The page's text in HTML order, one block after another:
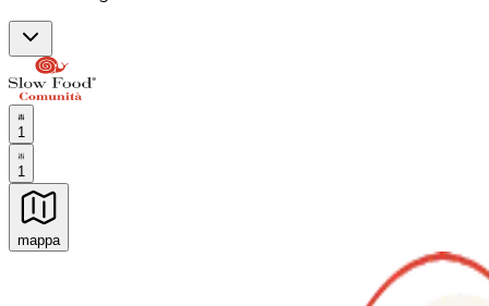
1
1
mappa
Esperienze culinarie indimenticabili: Esperienze